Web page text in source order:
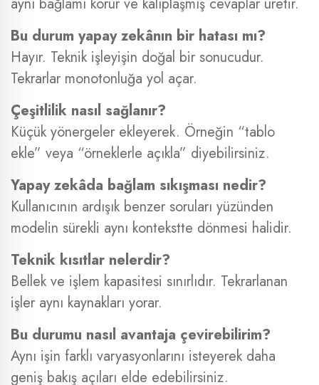
Bu durum yapay zekânın bir hatası mı?
Hayır. Teknik işleyişin doğal bir sonucudur.
Tekrarlar monotonluğa yol açar.
Çeşitlilik nasıl sağlanır?
Küçük yönergeler ekleyerek. Örneğin “tablo
ekle” veya “örneklerle açıkla” diyebilirsiniz.
Yapay zekâda bağlam sıkışması nedir?
Kullanıcının ardışık benzer soruları yüzünden
modelin sürekli aynı kontekstte dönmesi halidir.
Teknik kısıtlar nelerdir?
Bellek ve işlem kapasitesi sınırlıdır. Tekrarlanan
işler aynı kaynakları yorar.
Bu durumu nasıl avantaja çevirebilirim?
Aynı işin farklı varyasyonlarını isteyerek daha
geniş bakış açıları elde edebilirsiniz.